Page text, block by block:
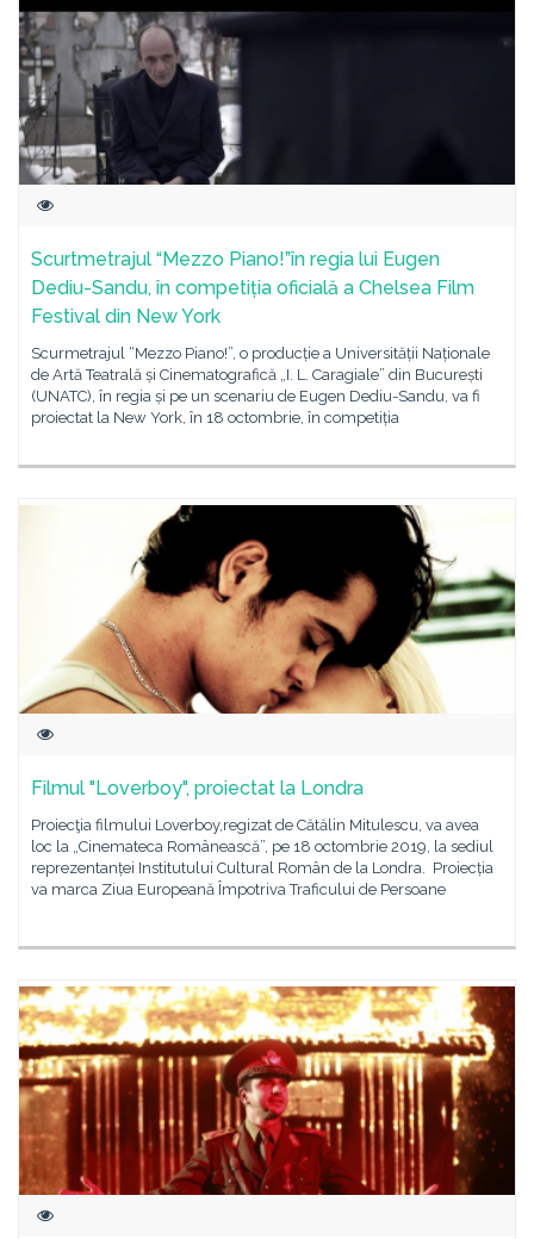
Scurtmetrajul “Mezzo Piano!”în regia lui Eugen
Dediu-Sandu, în competiția oficială a Chelsea Film
Festival din New York
Scurmetrajul “Mezzo Piano!”, o producție a Universității Naționale
de Artă Teatrală și Cinematografică „I. L. Caragiale” din București
(UNATC), în regia și pe un scenariu de Eugen Dediu-Sandu, va fi
proiectat la New York, în 18 octombrie, în competiția
Filmul "Loverboy", proiectat la Londra
Proiecţia filmului Loverboy,regizat de Cătălin Mitulescu, va avea
loc la „Cinemateca Românească”, pe 18 octombrie 2019, la sediul
reprezentanței Institutului Cultural Român de la Londra. Proiecția
va marca Ziua Europeană Împotriva Traficului de Persoane